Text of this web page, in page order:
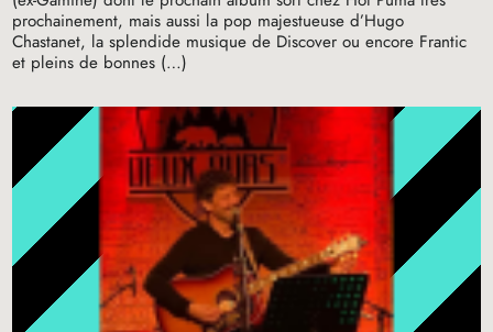
prochainement, mais aussi la pop majestueuse d’Hugo
Chastanet, la splendide musique de Discover ou encore Frantic
et pleins de bonnes (…)